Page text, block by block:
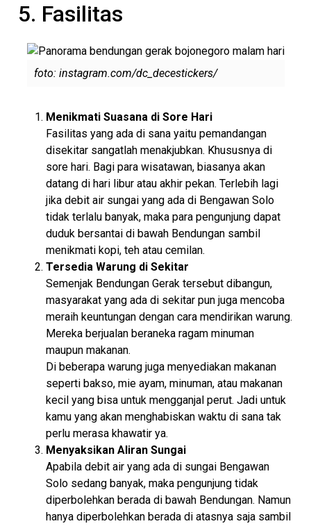
5. Fasilitas
foto: instagram.com/dc_decestickers/
Menikmati Suasana di Sore Hari
Fasilitas yang ada di sana yaitu pemandangan
disekitar sangatlah menakjubkan. Khususnya di
sore hari. Bagi para wisatawan, biasanya akan
datang di hari libur atau akhir pekan. Terlebih lagi
jika debit air sungai yang ada di Bengawan Solo
tidak terlalu banyak, maka para pengunjung dapat
duduk bersantai di bawah Bendungan sambil
menikmati kopi, teh atau cemilan.
Tersedia Warung di Sekitar
Semenjak Bendungan Gerak tersebut dibangun,
masyarakat yang ada di sekitar pun juga mencoba
meraih keuntungan dengan cara mendirikan warung.
Mereka berjualan beraneka ragam minuman
maupun makanan.
Di beberapa warung juga menyediakan makanan
seperti bakso, mie ayam, minuman, atau makanan
kecil yang bisa untuk mengganjal perut. Jadi untuk
kamu yang akan menghabiskan waktu di sana tak
perlu merasa khawatir ya.
Menyaksikan Aliran Sungai
Apabila debit air yang ada di sungai Bengawan
Solo sedang banyak, maka pengunjung tidak
diperbolehkan berada di bawah Bendungan. Namun
hanya diperbolehkan berada di atasnya saja sambil